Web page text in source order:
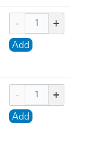
Add
Add